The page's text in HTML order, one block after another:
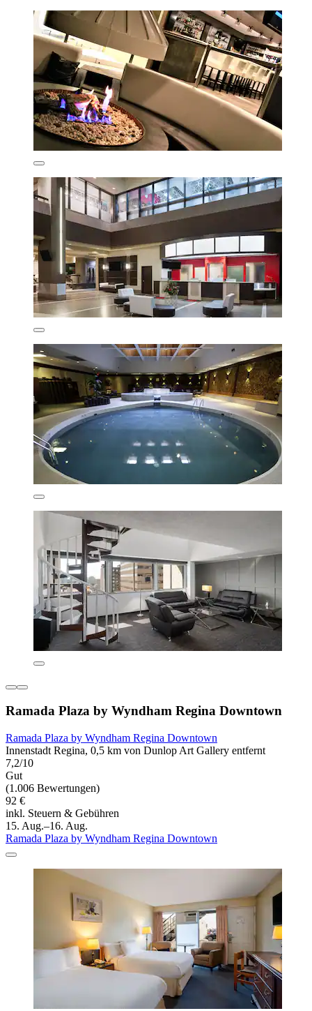
Ramada Plaza by Wyndham Regina Downtown
Ramada Plaza by Wyndham Regina Downtown
Innenstadt Regina, 0,5 km von Dunlop Art Gallery entfernt
7,2/10
Gut
(1.006 Bewertungen)
92 €
inkl. Steuern & Gebühren
15. Aug.–16. Aug.
Ramada Plaza by Wyndham Regina Downtown